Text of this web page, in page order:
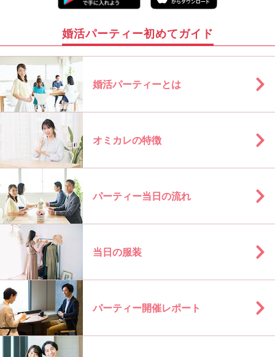
婚活パーティー初めてガイド
婚活パーティーとは
オミカレの特徴
パーティー当日の流れ
当日の服装
パーティー開催レポート